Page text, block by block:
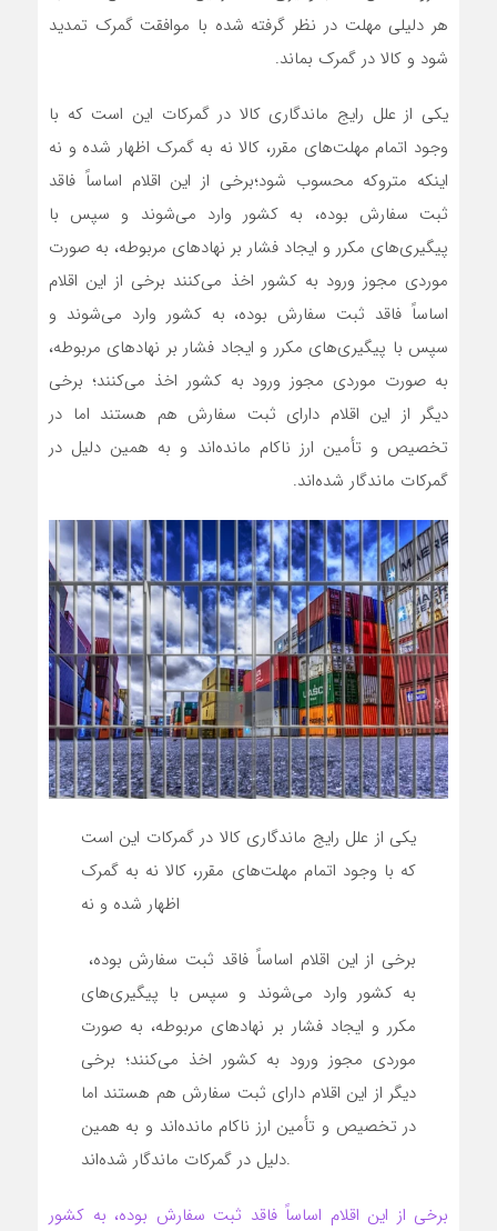
هر دلیلی مهلت در نظر گرفته شده با موافقت گمرک تمدید
شود و کالا در گمرک بماند.
یکی از علل رایج ماندگاری کالا در گمرکات این است که با
وجود اتمام مهلت‌های مقرر، کالا نه به گمرک اظهار شده و نه
اینکه متروکه محسوب شود؛برخی از این اقلام اساساً فاقد
ثبت سفارش بوده، به کشور وارد می‌شوند و سپس با
پیگیری‌های مکرر و ایجاد فشار بر نهادهای مربوطه، به صورت
موردی مجوز ورود به کشور اخذ می‌کنند برخی از این اقلام
اساساً فاقد ثبت سفارش بوده، به کشور وارد می‌شوند و
سپس با پیگیری‌های مکرر و ایجاد فشار بر نهادهای مربوطه،
به صورت موردی مجوز ورود به کشور اخذ می‌کنند؛ برخی
دیگر از این اقلام دارای ثبت سفارش هم هستند اما در
تخصیص و تأمین ارز ناکام مانده‌اند و به همین دلیل در
گمرکات ماندگار شده‌اند.
یکی از علل رایج ماندگاری کالا در گمرکات این است
که با وجود اتمام مهلت‌های مقرر، کالا نه به گمرک
اظهار شده و نه
به کشور وارد می‌شوند و سپس با پیگیری‌های
مکرر و ایجاد فشار بر نهادهای مربوطه، به صورت
موردی مجوز ورود به کشور اخذ می‌کنند؛ برخی
دیگر از این اقلام دارای ثبت سفارش هم هستند اما
در تخصیص و تأمین ارز ناکام مانده‌اند و به همین
دلیل در گمرکات ماندگار شده‌اند.
برخی از این اقلام اساساً فاقد ثبت سفارش بوده، به کشور